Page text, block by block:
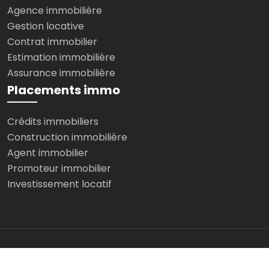
Agence immobilière
Gestion locative
Contrat immobilier
Estimation immobilière
Assurance immobilière
Placements immo
Crédits immobiliers
Construction immobilière
Agent immobilier
Promoteur immobilier
Investissement locatif